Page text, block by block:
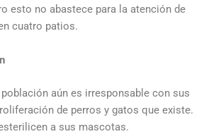
esto no abastece para la atención de
cuatro patios.
aún es irresponsable con sus
de perros y gatos que existe.
a sus mascotas.